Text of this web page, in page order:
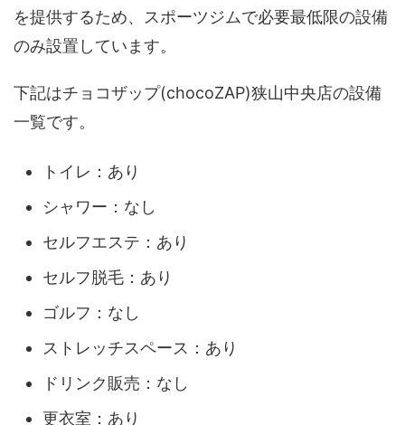
を提供するため、スポーツジムで必要最低限の設備
のみ設置しています。
下記はチョコザップ(chocoZAP)狭山中央店の設備
一覧です。
トイレ：あり
シャワー：なし
セルフエステ：あり
セルフ脱毛：あり
ゴルフ：なし
ストレッチスペース：あり
ドリンク販売：なし
更衣室：あり